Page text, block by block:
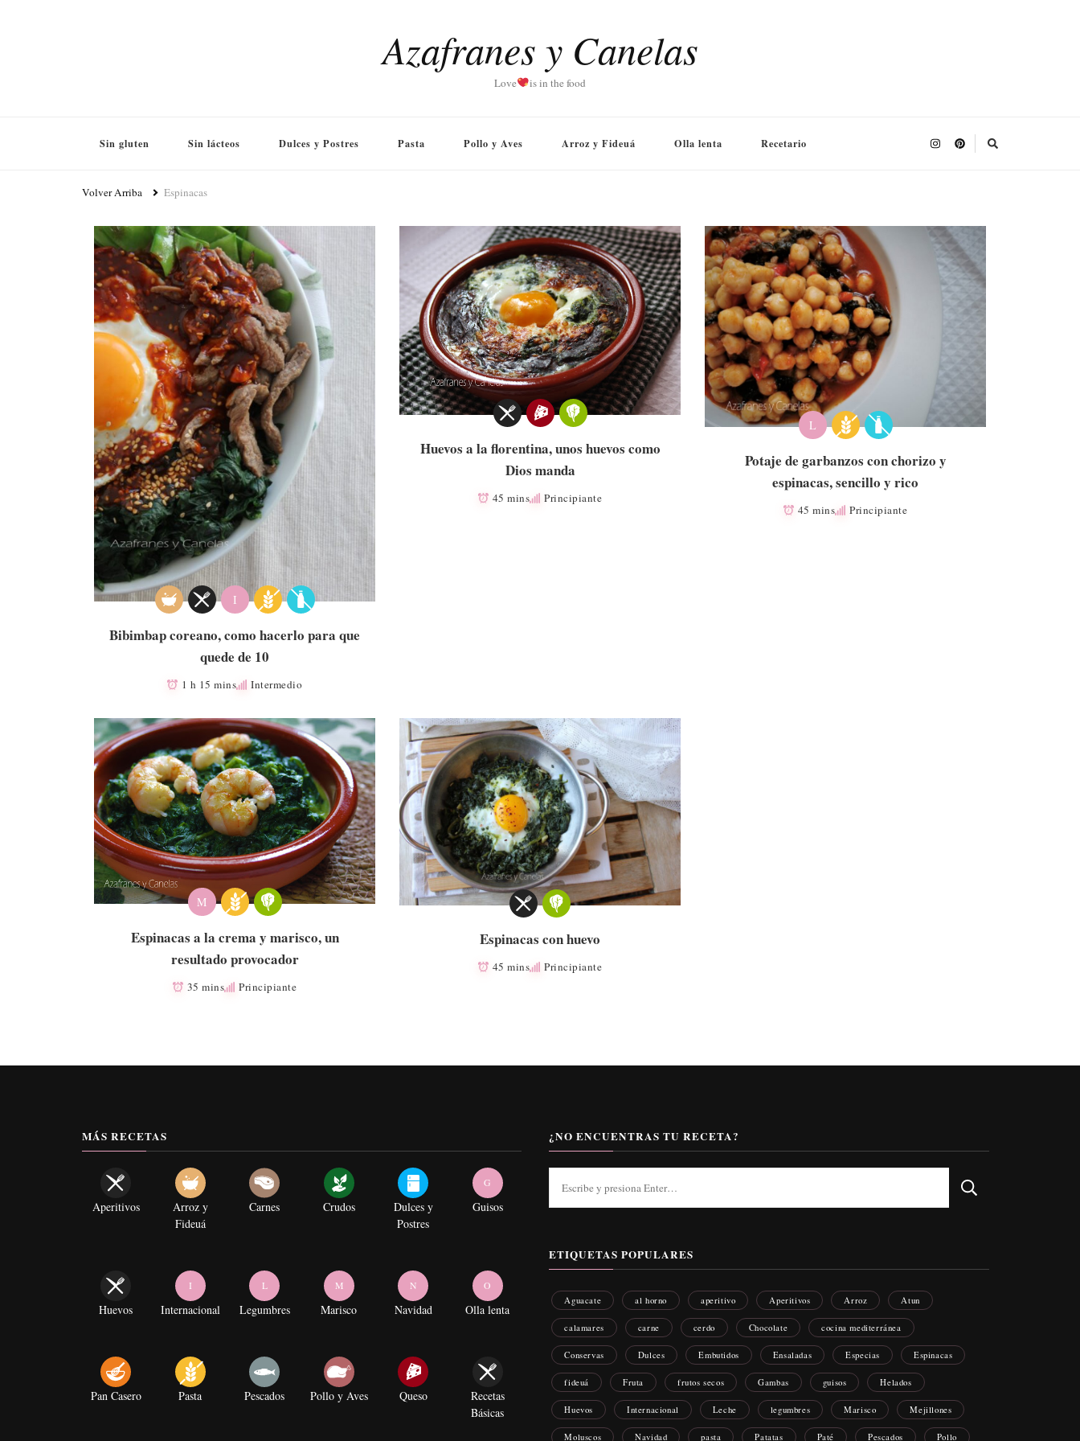
Azafranes y Canelas
Love is in the food
Sin gluten Sin lácteos Dulces y Postres Pasta Pollo y Aves Arroz y Fideuá Olla lenta Recetario
Volver Arriba Espinacas
I
Bibimbap coreano, como hacerlo para que
quede de 10
1 h 15 mins Intermedio
Huevos a la florentina, unos huevos como
Dios manda
45 mins Principiante
L
Potaje de garbanzos con chorizo y
espinacas, sencillo y rico
45 mins Principiante
M
Espinacas a la crema y marisco, un
resultado provocador
35 mins Principiante
Espinacas con huevo
45 mins Principiante
MÁS RECETAS
Aperitivos
Arroz y
Fideuá
Carnes Crudos
Dulces y
Postres
G
Guisos
Huevos
I
Internacional
L
Legumbres
M
Marisco
N
Navidad
O
Olla lenta
Pan Casero Pasta Pescados Pollo y Aves Queso
Recetas
Básicas
¿NO ENCUENTRAS TU RECETA?
ETIQUETAS POPULARES
Aguacate al horno aperitivo Aperitivos Arroz Atun
calamares carne cerdo Chocolate cocina mediterránea
Conservas Dulces Embutidos Ensaladas Especias Espinacas
fideuá Fruta frutos secos Gambas guisos Helados
Huevos Internacional Leche legumbres Marisco Mejillones
Moluscos Navidad pasta Patatas Paté Pescados Pollo